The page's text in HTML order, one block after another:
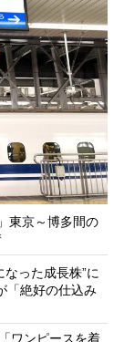
東京～博多間の
った成長株”に
「絶好の仕込み
ワンピースを着